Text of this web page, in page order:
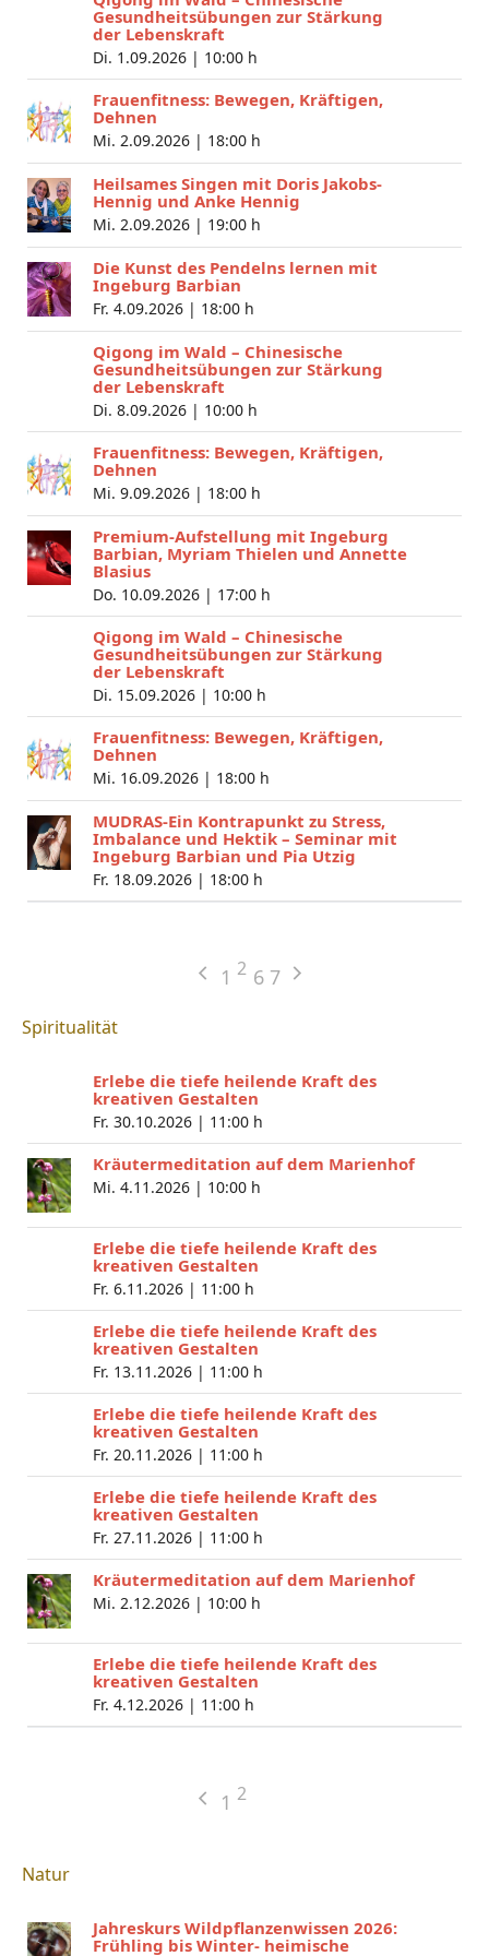
Gesundheitsübungen zur Stärkung
der Lebenskraft
Di. 1.09.2026 | 10:00 h
Frauenfitness: Bewegen, Kräftigen,
Dehnen
Mi. 2.09.2026 | 18:00 h
Heilsames Singen mit Doris Jakobs-
Hennig und Anke Hennig
Mi. 2.09.2026 | 19:00 h
Die Kunst des Pendelns lernen mit
Ingeburg Barbian
Fr. 4.09.2026 | 18:00 h
Qigong im Wald – Chinesische
Gesundheitsübungen zur Stärkung
der Lebenskraft
Di. 8.09.2026 | 10:00 h
Frauenfitness: Bewegen, Kräftigen,
Dehnen
Mi. 9.09.2026 | 18:00 h
Premium-Aufstellung mit Ingeburg
Barbian, Myriam Thielen und Annette
Blasius
Do. 10.09.2026 | 17:00 h
Qigong im Wald – Chinesische
Gesundheitsübungen zur Stärkung
der Lebenskraft
Di. 15.09.2026 | 10:00 h
Frauenfitness: Bewegen, Kräftigen,
Dehnen
Mi. 16.09.2026 | 18:00 h
MUDRAS-Ein Kontrapunkt zu Stress,
Imbalance und Hektik – Seminar mit
Ingeburg Barbian und Pia Utzig
Fr. 18.09.2026 | 18:00 h
1 2 6 7
Spiritualität
Erlebe die tiefe heilende Kraft des
kreativen Gestalten
Fr. 30.10.2026 | 11:00 h
Kräutermeditation auf dem Marienhof
Mi. 4.11.2026 | 10:00 h
Erlebe die tiefe heilende Kraft des
kreativen Gestalten
Fr. 6.11.2026 | 11:00 h
Erlebe die tiefe heilende Kraft des
kreativen Gestalten
Fr. 13.11.2026 | 11:00 h
Erlebe die tiefe heilende Kraft des
kreativen Gestalten
Fr. 20.11.2026 | 11:00 h
Erlebe die tiefe heilende Kraft des
kreativen Gestalten
Fr. 27.11.2026 | 11:00 h
Kräutermeditation auf dem Marienhof
Mi. 2.12.2026 | 10:00 h
Erlebe die tiefe heilende Kraft des
kreativen Gestalten
Fr. 4.12.2026 | 11:00 h
1 2
Natur
Jahreskurs Wildpflanzenwissen 2026:
Frühling bis Winter- heimische